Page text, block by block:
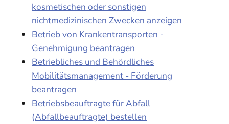
kosmetischen oder sonstigen
nichtmedizinischen Zwecken anzeigen
Betrieb von Krankentransporten -
Genehmigung beantragen
Betriebliches und Behördliches
Mobilitätsmanagement - Förderung
beantragen
Betriebsbeauftragte für Abfall
(Abfallbeauftragte) bestellen